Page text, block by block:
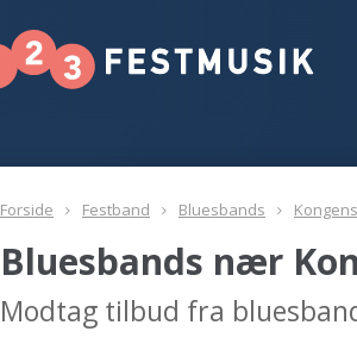
Forside Festband Bluesbands
Bluesbands nær
Modtag tilbud fra